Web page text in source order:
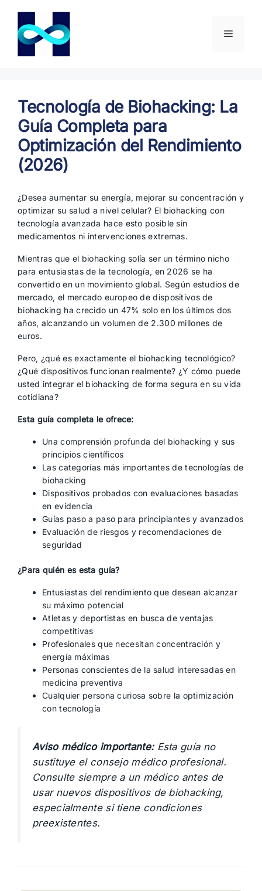
contenido
Menú
Tecnología de Biohacking: La
Guía Completa para
Optimización del Rendimiento
(2026)
¿Desea aumentar su energía, mejorar su concentración y
optimizar su salud a nivel celular? El biohacking con
tecnología avanzada hace esto posible sin
medicamentos ni intervenciones extremas.
Mientras que el biohacking solía ser un término nicho
para entusiastas de la tecnología, en 2026 se ha
convertido en un movimiento global. Según estudios de
mercado, el mercado europeo de dispositivos de
biohacking ha crecido un 47% solo en los últimos dos
años, alcanzando un volumen de 2.300 millones de
euros.
Pero, ¿qué es exactamente el biohacking tecnológico?
¿Qué dispositivos funcionan realmente? ¿Y cómo puede
usted integrar el biohacking de forma segura en su vida
cotidiana?
Esta guía completa le ofrece:
Una comprensión profunda del biohacking y sus
principios científicos
Las categorías más importantes de tecnologías de
biohacking
Dispositivos probados con evaluaciones basadas
en evidencia
Guías paso a paso para principiantes y avanzados
Evaluación de riesgos y recomendaciones de
seguridad
¿Para quién es esta guía?
Entusiastas del rendimiento que desean alcanzar
su máximo potencial
Atletas y deportistas en busca de ventajas
competitivas
Profesionales que necesitan concentración y
energía máximas
Personas conscientes de la salud interesadas en
medicina preventiva
Cualquier persona curiosa sobre la optimización
con tecnología
Aviso médico importante:Esta guía no
sustituye el consejo médico profesional.
Consulte siempre a un médico antes de
usar nuevos dispositivos de biohacking,
especialmente si tiene condiciones
preexistentes.